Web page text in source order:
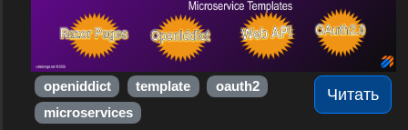
Читать
openiddict template
oauth2
microservices